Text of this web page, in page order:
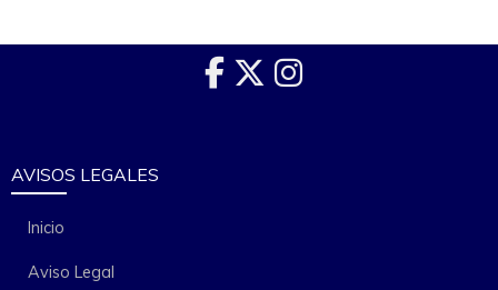
AVISOS LEGALES
Inicio
Aviso Legal